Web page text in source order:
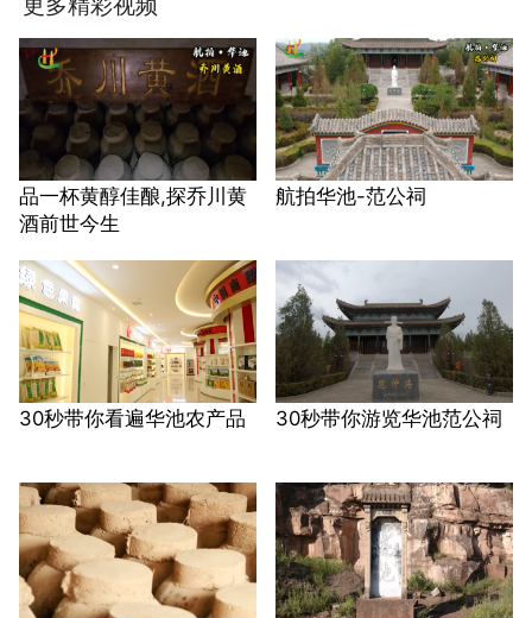
品一杯黄醇佳酿,探乔川黄
酒前世今生
航拍华池-范公祠
30秒带你看遍华池农产品 30秒带你游览华池范公祠